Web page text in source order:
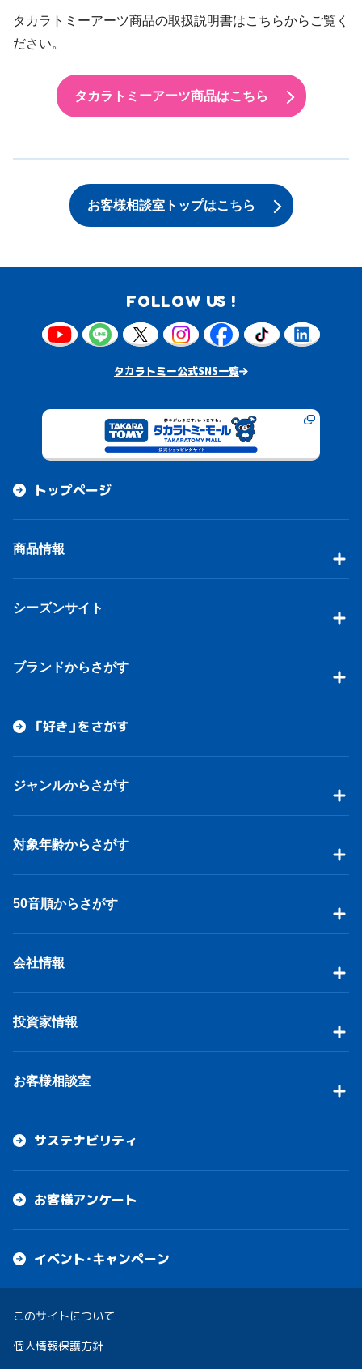
タカラトミーアーツ商品の取扱説明書はこちらからご覧く
ださい。
タカラトミーアーツ商品はこちら
お客様相談室トップはこちら
FOLLOW US !
タカラトミー公式SNS一覧
トップページ
商品情報
シーズンサイト
ブランドからさがす
「好き」をさがす
ジャンルからさがす
対象年齢からさがす
50音順からさがす
会社情報
投資家情報
お客様相談室
サステナビリティ
お客様アンケート
イベント・キャンペーン
このサイトについて
個人情報保護方針